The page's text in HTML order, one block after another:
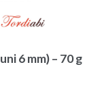
6 mm) – 70 g